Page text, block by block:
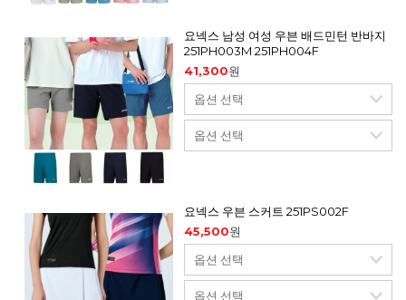
요넥스 남성 여성 우븐 배드민턴 반바지
251PH003M 251PH004F
41,300원
요넥스 우븐 스커트 251PS002F
45,500원